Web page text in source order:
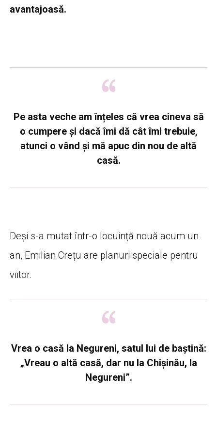
avantajoasă.
Pe asta veche am înțeles că vrea cineva să
o cumpere și dacă îmi dă cât îmi trebuie,
atunci o vând și mă apuc din nou de altă
casă.
Deși s-a mutat într-o locuință nouă acum un
an, Emilian Crețu are planuri speciale pentru
viitor.
Vrea o casă la Negureni, satul lui de baștină:
„Vreau o altă casă, dar nu la Chișinău, la
Negureni”.